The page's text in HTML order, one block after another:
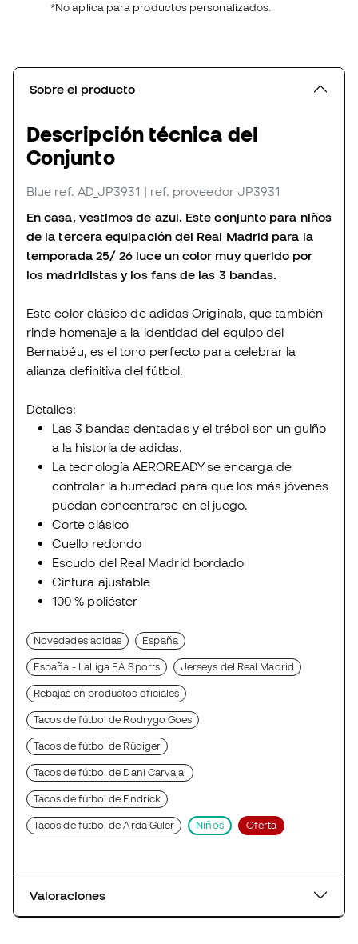
*No aplica para productos personalizados.
Sobre el producto
Descripción técnica del
Conjunto
Blue ref. AD_JP3931 | ref. proveedor JP3931
En casa, vestimos de azul. Este conjunto para niños
de la tercera equipación del Real Madrid para la
temporada 25/ 26 luce un color muy querido por
los madridistas y los fans de las 3 bandas.
Este color clásico de adidas Originals, que también
rinde homenaje a la identidad del equipo del
Bernabéu, es el tono perfecto para celebrar la
alianza definitiva del fútbol.
Detalles:
Las 3 bandas dentadas y el trébol son un guiño
a la historia de adidas.
La tecnología AEROREADY se encarga de
controlar la humedad para que los más jóvenes
puedan concentrarse en el juego.
Corte clásico
Cuello redondo
Escudo del Real Madrid bordado
Cintura ajustable
100 % poliéster
Novedades adidas España
España - LaLiga EA Sports Jerseys del Real Madrid
Rebajas en productos oficiales
Tacos de fútbol de Rodrygo Goes
Tacos de fútbol de Rüdiger
Tacos de fútbol de Dani Carvajal
Tacos de fútbol de Endrick
Tacos de fútbol de Arda Güler Niños Oferta
Valoraciones